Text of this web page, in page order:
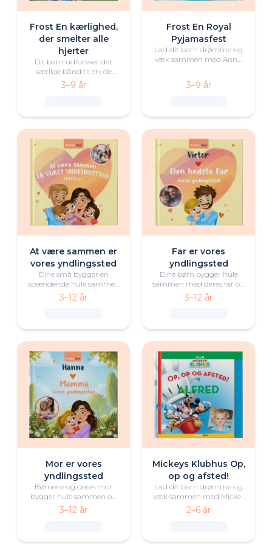
Frost En kærlighed,
der smelter alle
hjerter
Dit barn udforsker det
særlige bånd til en, de
holder af, i dette varme
Frost-eventyr fyldt med
3–9 år
Frost En Royal
Pyjamasfest
Lad dit barn drømme sig
væk sammen med Anna,
eventyrlig pyjamasfest,
hvor glæden ved sjov,
3–9 år
At være sammen er
vores yndlingssted
Dine små bygger en
spændende hule sammen
med familien og opdager
gennem leg og fælles
nærvær.
3–12 år
Far er vores
yndlingssted
Dine børn bygger hule
sammen med deres far og
opdager, at de bedste
steder bliver skabt med
3–12 år
Mor er vores
yndlingssted
Børnene og deres mor
bygger hule sammen og
opdager, mens de hjælpes
ad, at de bedste steder
3–12 år
Mickeys Klubhus Op,
op og afsted!
Lad dit barn drømme sig
væk sammen med Mickey
Mouse og vennerne fra
Klubhuset på et sjovt og
2–6 år